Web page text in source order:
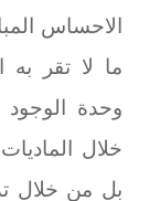
الاحساس
ما لا تقر به
وحدة
خلال
بل من خلال